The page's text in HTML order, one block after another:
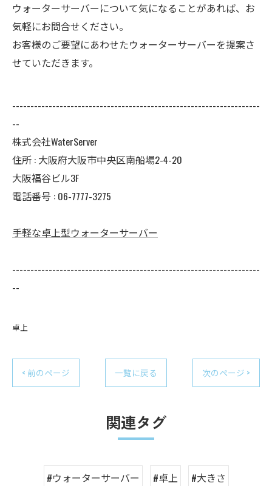
ウォーターサーバーについて気になることがあれば、お
気軽にお問合せください。
お客様のご要望にあわせたウォーターサーバーを提案さ
せていただきます。
--------------------------------------------------------------------
--
株式会社WaterServer
住所 : 大阪府大阪市中央区南船場2-4-20
大阪福谷ビル3F
電話番号 : 06-7777-3275
手軽な卓上型ウォーターサーバー
--------------------------------------------------------------------
--
卓上
< 前のページ 一覧に戻る 次のページ >
関連タグ
#ウォーターサーバー #卓上
#大きさ